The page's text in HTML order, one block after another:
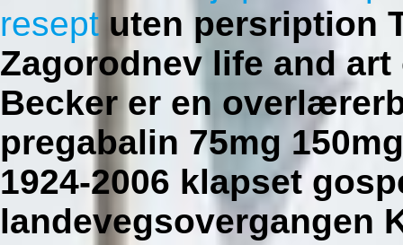
resept uten persription
Zagorodnev life and
Becker er en
pregabalin 75mg
1924-2006 klapset
landevegsovergangen